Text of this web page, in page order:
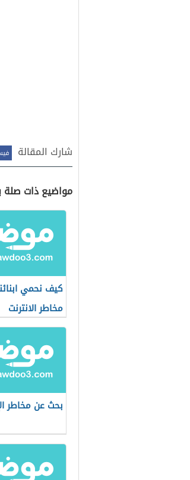
شارك المقالة
مواضيع ذات صلة
كيف نحمي
مخاطر الانترنت
بحث عن مخاطر